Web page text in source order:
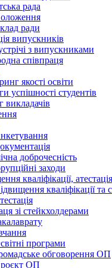
рада
ради
випускників
з випускниками
співпраця
якості освіти
успішності студентів
викладачів
доброчесність
заходи
кваліфікації,
кваліфікації та
зі стейкхолдерами
програми
обговорення ОП
ОП